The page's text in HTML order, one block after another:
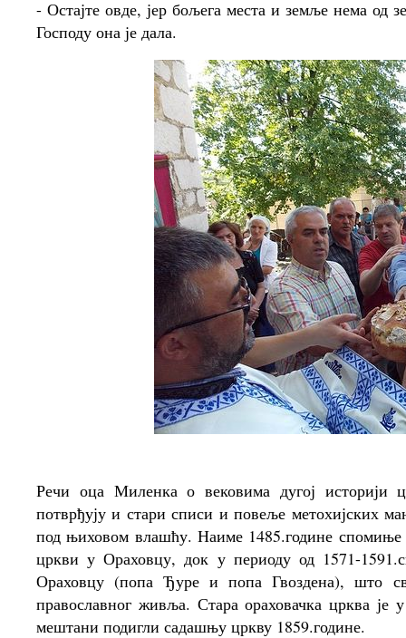
- Остајте овде, јер бољега места и земље нема од
Господу она је дала.
Речи оца Миленка о вековима дугој
потврђују и стари списи и повеље метохијских
под њиховом влашћу. Наиме 1485.године спомиње
цркви у Ораховцу, док у периоду од 1571-
Ораховцу (попа Ђуре и попа Гвоздена), што
православног живља. Стара ораховачка црква
мештани подигли садашњу цркву 1859.године.